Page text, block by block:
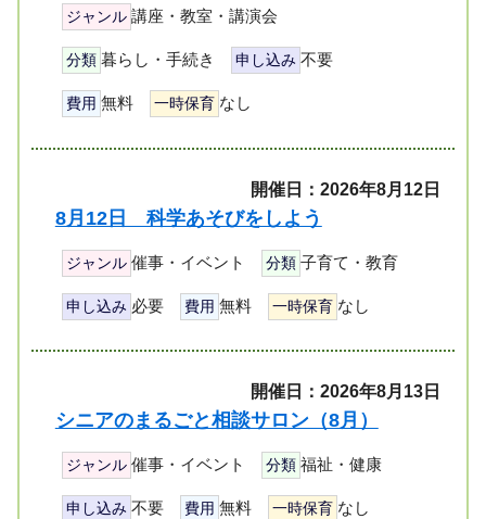
ジャンル 講座・教室・講演会
分類 暮らし・手続き 申し込み 不要
費用 無料 一時保育 なし
開催日：2026年8月12日
8月12日 科学あそびをしよう
ジャンル 催事・イベント 分類 子育て・教育
申し込み 必要 費用 無料 一時保育 なし
開催日：2026年8月13日
シニアのまるごと相談サロン（8月）
ジャンル 催事・イベント 分類 福祉・健康
申し込み 不要 費用 無料 一時保育 なし